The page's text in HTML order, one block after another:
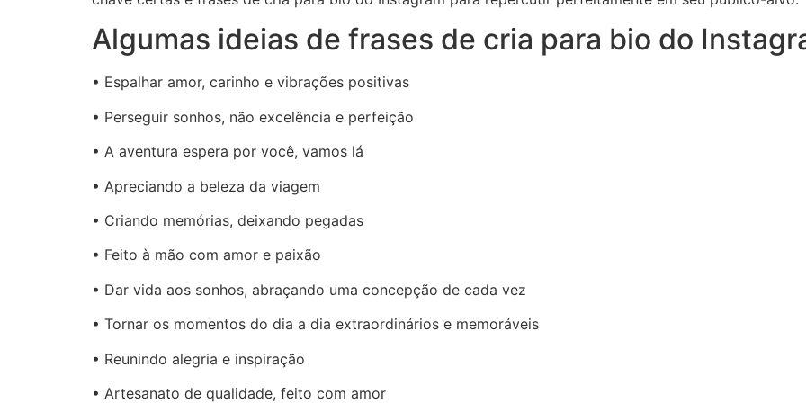
Algumas ideias de frases de cria para bio do
• Espalhar amor, carinho e vibrações positivas
• Perseguir sonhos, não excelência e perfeição
• A aventura espera por você, vamos lá
• Apreciando a beleza da viagem
• Criando memórias, deixando pegadas
• Feito à mão com amor e paixão
• Dar vida aos sonhos, abraçando uma concepção de cada vez
• Tornar os momentos do dia a dia extraordinários e memoráveis
• Reunindo alegria e inspiração
• Artesanato de qualidade, feito com amor